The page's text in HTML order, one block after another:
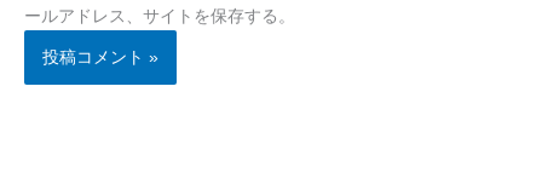
ールアドレス、サイトを保存する。